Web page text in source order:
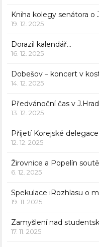
Kniha kolegy senátora o
19. 12. 2025
Dorazil kalendář…
16. 12. 2025
Dobešov – koncert v
14. 12. 2025
Předvánoční čas v
13. 12. 2025
Přijetí Korejské delegace
12. 12. 2025
Žirovnice a Popelín
6. 12. 2025
Spekulace iRozhlasu o
19. 11. 2025
Zamyšlení nad
17. 11. 2025